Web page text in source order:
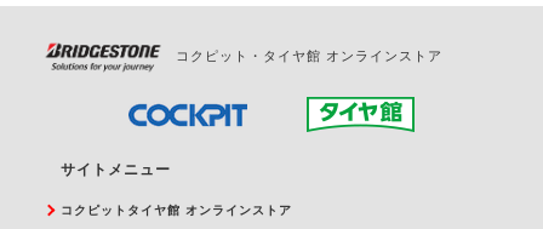
コクピット・タイヤ館 オンラインストア
サイトメニュー
コクピットタイヤ館 オンラインストア